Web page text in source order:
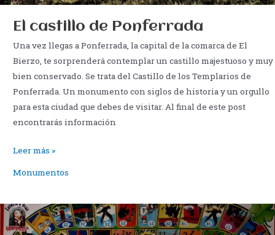
El castillo de Ponferrada
Una vez llegas a Ponferrada, la capital de la comarca de El
Bierzo, te sorprenderá contemplar un castillo majestuoso y muy
bien conservado. Se trata del Castillo de los Templarios de
Ponferrada. Un monumento con siglos de historia y un orgullo
para esta ciudad que debes de visitar. Al final de este post
encontrarás información
El
Leer más »
Monumentos